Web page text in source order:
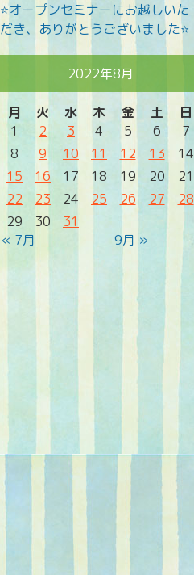
⭐オープンセミナーにお越しいた
だき、ありがとうございました⭐
2022年8月
月 火 水 木 金 土 日
« 7月 9月 »
1 2 3 4 5 6
7
8
9 10 11 12 13
14
15
16 17 18 19 20
21
22
23 24 25 26 27
28
29
30 31